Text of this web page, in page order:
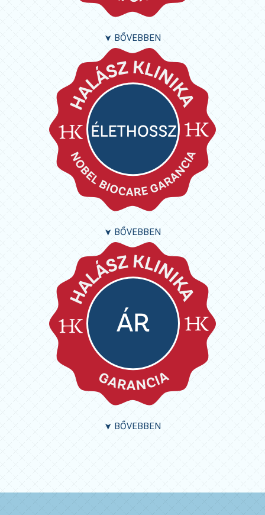
➤ BŐVEBBEN
➤ BŐVEBBEN
➤ BŐVEBBEN